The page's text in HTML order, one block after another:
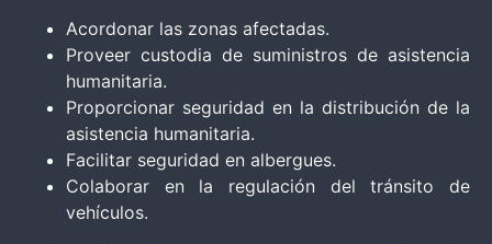
Acordonar las zonas afectadas.
Proveer custodia de suministros de asistencia
humanitaria.
Proporcionar seguridad en la distribución de la
asistencia humanitaria.
Facilitar seguridad en albergues.
Colaborar en la regulación del tránsito de
vehículos.